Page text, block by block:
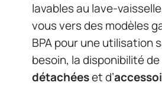
lavables au lave-
vous vers des modèles
BPA pour une utilisation
besoin, la disponibilité de
détachéeset d’